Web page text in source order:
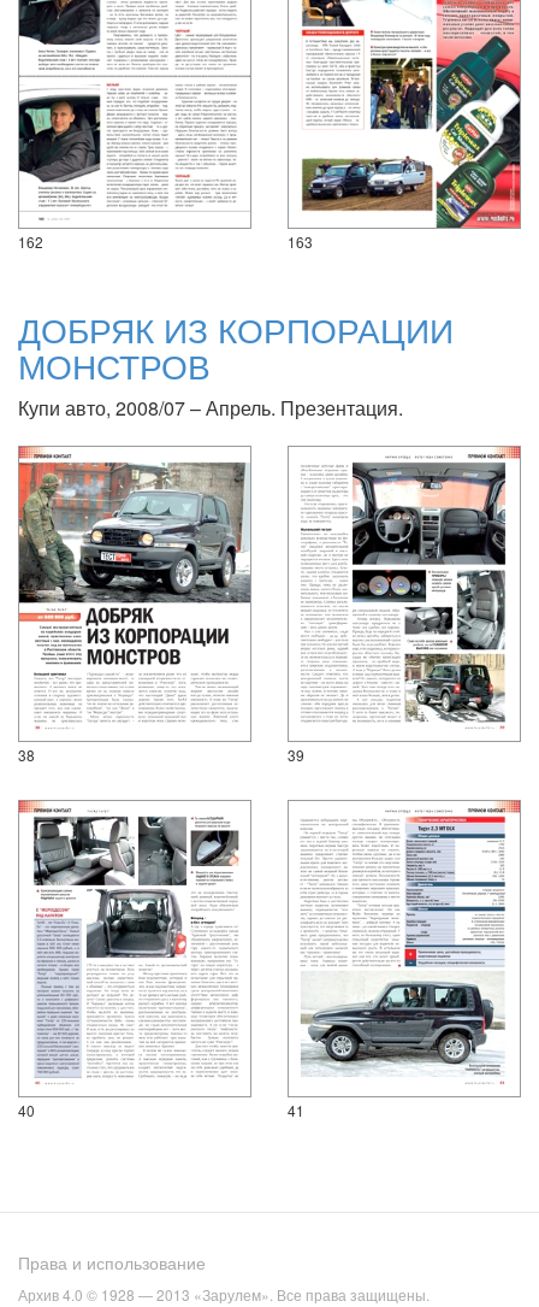
162 163
ДОБРЯК ИЗ КОРПОРАЦИИ
МОНСТРОВ
Купи авто, 2008/07 – Апрель. Презентация.
38 39
40 41
Права и использование
Архив 4.0 © 1928 — 2013 «Зарулем». Все права защищены.